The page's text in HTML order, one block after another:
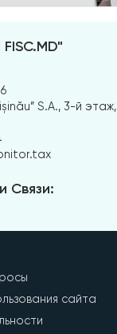
S.A., 3-й этаж,
Связи:
сайта